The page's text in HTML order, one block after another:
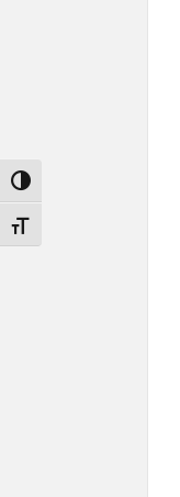
Toggle High Contrast
Toggle Font size